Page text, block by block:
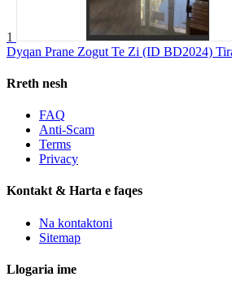
1
Dyqan Prane Zogut Te Zi (ID BD2024)
Rreth nesh
FAQ
Anti-Scam
Terms
Privacy
Kontakt & Harta e faqes
Na kontaktoni
Sitemap
Llogaria ime